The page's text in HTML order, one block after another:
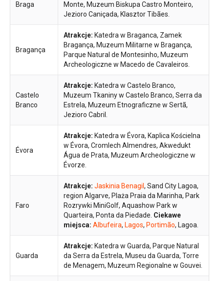
Braga
Monte, Muzeum Biskupa Castro Monteiro,
Jezioro Caniçada, Klasztor Tibães.
Bragança
Atrakcje: Katedra w Braganca, Zamek
Bragança, Muzeum Militarne w Bragança,
Parque Natural de Montesinho, Muzeum
Archeologiczne w Macedo de Cavaleiros.
Castelo
Branco
Atrakcje: Katedra w Castelo Branco,
Muzeum Tkaniny w Castelo Branco, Serra da
Estrela, Muzeum Etnograficzne w Sertã,
Jezioro Cabril.
Évora
Atrakcje: Katedra w Évora, Kaplica Kościelna
w Évora, Cromlech Almendres, Akwedukt
Água de Prata, Muzeum Archeologiczne w
Évorze.
Faro
Atrakcje: Jaskinia Benagil , Sand City Lagoa,
region Algarve, Plaża Praia da Marinha, Park
Rozrywki MiniGolf, Aquashow Park w
Quarteira, Ponta da Piedade. Ciekawe
miejsca: Albufeira, Lagos, Portimão, Lagoa.
Guarda
Atrakcje: Katedra w Guarda, Parque Natural
da Serra da Estrela, Museu da Guarda, Torre
de Menagem, Muzeum Regionalne w Gouvei.